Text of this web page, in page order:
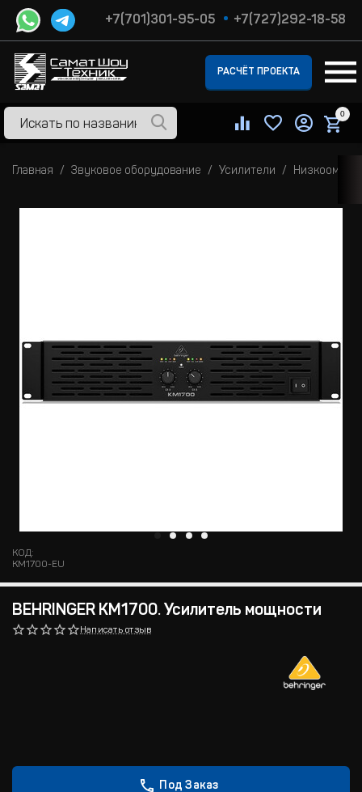
+7(701)301-95-05 +7(727)292-18-58
РАСЧЁТ ПРОЕКТА
0
Главная Звуковое оборудование Усилители Низкоомные
КОД:
KM1700-EU
BEHRINGER KM1700. Усилитель мощности
Написать отзыв
Под Заказ